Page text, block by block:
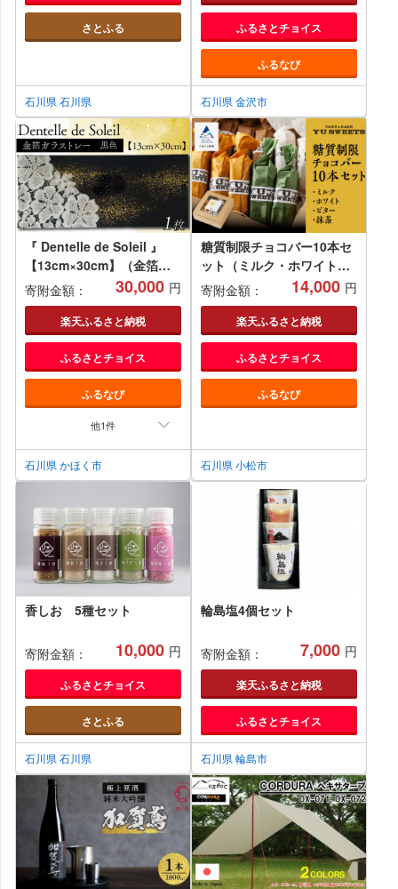
さとふる
石川県 石川県
ふるさとチョイス
ふるなび
石川県 金沢市
『 Dentelle de Soleil 』
【13cm×30cm】（金箔加
工：黒）１枚
寄附金額： 30,000 円
楽天ふるさと納税
ふるさとチョイス
ふるなび
他1件
石川県 かほく市
糖質制限チョコバー10本セ
ット（ミルク・ホワイト・
ビター・抹茶） チョコレー
ト お菓子 焼き菓子
寄附金額： 14,000 円
楽天ふるさと納税
ふるさとチョイス
ふるなび
石川県 小松市
香しお 5種セット
寄附金額： 10,000 円
ふるさとチョイス
さとふる
石川県 石川県
輪島塩4個セット
寄附金額： 7,000 円
楽天ふるさと納税
ふるさとチョイス
石川県 輪島市